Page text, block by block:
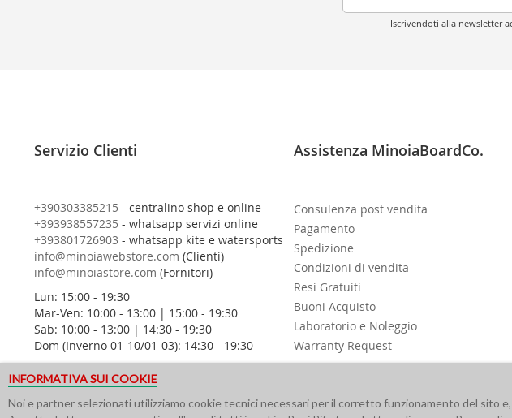
c
l
n
o
s
t
r
a
N
e
w
s
l
e
t
Iscrivendoti alla newsletter
Servizio Clienti
+390303385215 - centralino shop e online
+393938557235 - whatsapp servizi online
+393801726903 - whatsapp kite e watersports
info@minoiawebstore.com (Clienti)
info@minoiastore.com (Fornitori)
Lun: 15:00 - 19:30
Mar-Ven: 10:00 - 13:00 | 15:00 - 19:30
Sab: 10:00 - 13:00 | 14:30 - 19:30
Dom (Inverno 01-10/01-03): 14:30 - 19:30
Assistenza MinoiaBoardCo.
Consulenza post vendita
Pagamento
Spedizione
Condizioni di vendita
Resi Gratuiti
Buoni Acquisto
Laboratorio e Noleggio
Warranty Request
INFORMATIVA SUI COOKIE
Noi e partner selezionati utilizziamo cookie tecnici necessari per il corretto funzionamento del sito